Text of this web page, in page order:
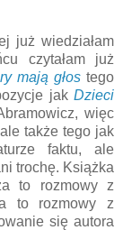
już wiedziałam
czytałam już
mają głostego
jak Dzieci
więc
także tego jak
faktu, ale
trochę. Książka
to rozmowy z
to rozmowy z
się autora